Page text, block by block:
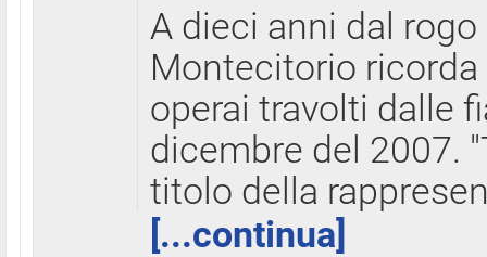
A dieci anni dal
Montecitorio
operai travolti dalle
dicembre del 2007.
titolo della
[...continua]